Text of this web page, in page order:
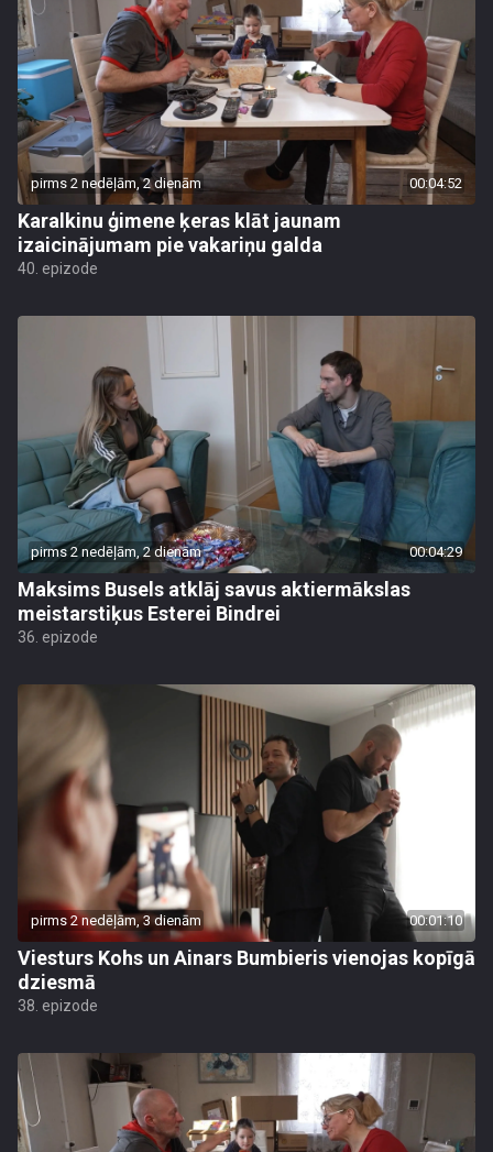
pirms 2 nedēļām, 2 dienām 00:04:52
Karalkinu ģimene ķeras klāt jaunam
izaicinājumam pie vakariņu galda
40. epizode
pirms 2 nedēļām, 2 dienām 00:04:29
Maksims Busels atklāj savus aktiermākslas
meistarstiķus Esterei Bindrei
36. epizode
pirms 2 nedēļām, 3 dienām 00:01:10
Viesturs Kohs un Ainars Bumbieris vienojas kopīgā
dziesmā
38. epizode